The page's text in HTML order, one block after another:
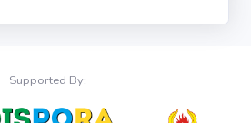
Supported By: